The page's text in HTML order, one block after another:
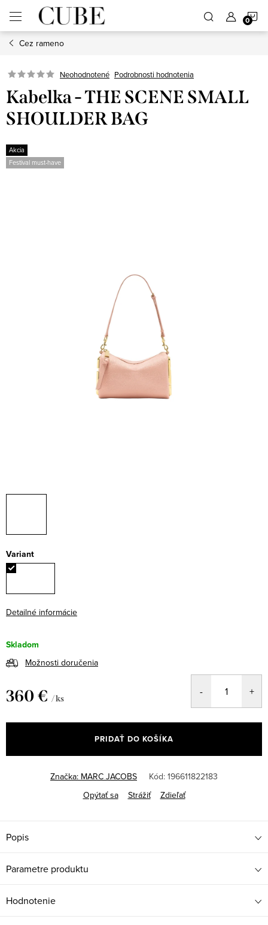
obsah
Cez rameno
Neohodnotené Podrobnosti hodnotenia
Kabelka - THE SCENE SMALL
SHOULDER BAG
Akcia
Festival must-have
Variant
Detailné informácie
Skladom
Možnosti doručenia
360 € / ks
cena:
PRIDAŤ DO KOŠÍKA
Značka: MARC JACOBS Kód: 196611822183
Opýtať sa
Strážiť Zdieľať
Popis
Parametre produktu
Hodnotenie